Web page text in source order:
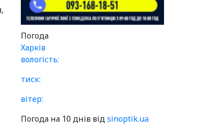
Погода
Харків
вологість:
тиск:
вітер:
Погода на 10 днів відsinoptik.ua